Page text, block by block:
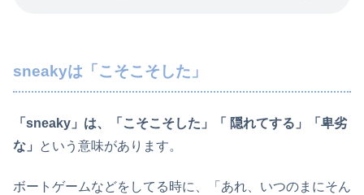
sneakyは「こそこそした」
「sneaky」は、「こそこそした」「 隠れてする」「卑劣
な」
という意味があります。
ボートゲームなどをしてる時に、「あれ、いつのまにそん